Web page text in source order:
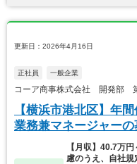
更新日：2026年4月16日
正社員 一般企業
コーア商事株式会社 開発部
【横浜市港北区】年
業務兼マネージャーの
【月収】40.7万
慮のうえ、自社